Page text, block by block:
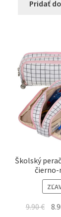
Pridať
Školský
čierno-
9.90€